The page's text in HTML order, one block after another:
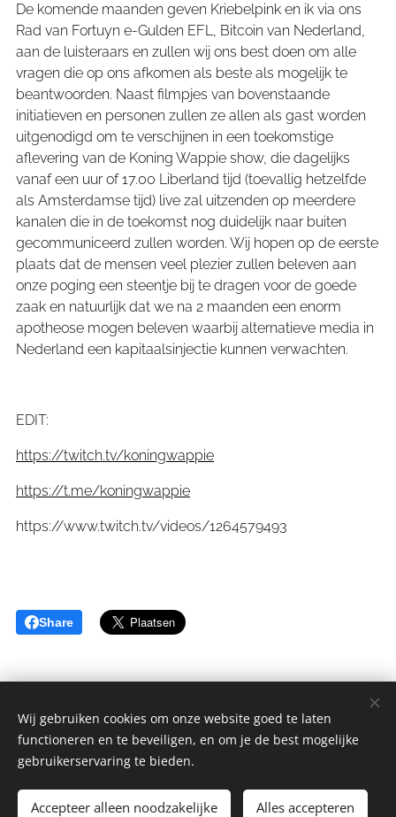
De komende maanden geven Kriebelpink en ik via ons
Rad van Fortuyn e-Gulden EFL, Bitcoin van Nederland,
aan de luisteraars en zullen wij ons best doen om alle
vragen die op ons afkomen als beste als mogelijk te
beantwoorden. Naast filmpjes van bovenstaande
initiatieven en personen zullen ze allen als gast worden
uitgenodigd om te verschijnen in een toekomstige
aflevering van de Koning Wappie show, die dagelijks
vanaf een uur of 17.00 Liberland tijd (toevallig hetzelfde
als Amsterdamse tijd) live zal uitzenden op meerdere
kanalen die in de toekomst nog duidelijk naar buiten
gecommuniceerd zullen worden. Wij hopen op de eerste
plaats dat de mensen veel plezier zullen beleven aan
onze poging een steentje bij te dragen voor de goede
zaak en natuurlijk dat we na 2 maanden een enorm
apotheose mogen beleven waarbij alternatieve media in
Nederland een kapitaalsinjectie kunnen verwachten.
EDIT:
https://twitch.tv/koningwappie
https://t.me/koningwappie
https://www.twitch.tv/videos/1264579493
Share
sGulden is een onderdeel van de YCLO Groep.
Alle rechten omgedraaid 2014-2025 // All rights reversed 2014-
Cookies
Wij gebruiken cookies om onze website goed te laten
functioneren en te beveiligen, en om je de best mogelijke
gebruikerservaring te bieden.
Accepteer alleen noodzakelijke Alles accepteren